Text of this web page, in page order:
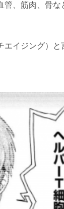
、筋肉、骨
イジング）と